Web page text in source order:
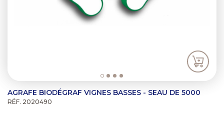
AGRAFE BIODÉGRAF VIGNES BASSES - SEAU DE 5000
RÉF. 2020490